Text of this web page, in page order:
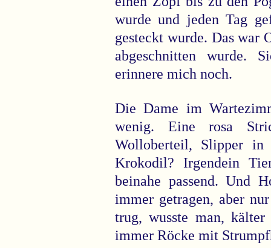
wurde und jeden Tag
gesteckt wurde. Das war
abgeschnitten wurde.
erinnere mich noch.
Die Dame im
wenig. Eine rosa
Wolloberteil, Slipper in
Krokodil? Irgendein
beinahe passend. Und
immer getragen, aber
trug, wusste man,
immer Röcke mit